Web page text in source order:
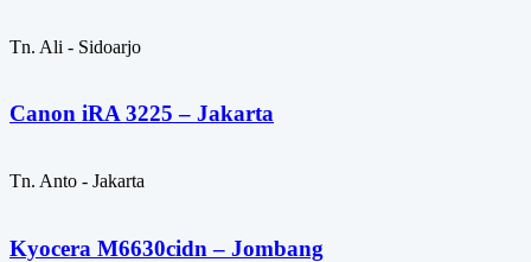
Tn. Ali - Sidoarjo
Canon iRA 3225 – Jakarta
Tn. Anto - Jakarta
Kyocera M6630cidn – Jombang